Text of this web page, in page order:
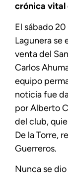
crónica vital
El sábado
Lagunera se
venta del
Carlos
equipo
noticia fue
por Alberto
del club,
De la Torre,
Guerreros.
Nunca se